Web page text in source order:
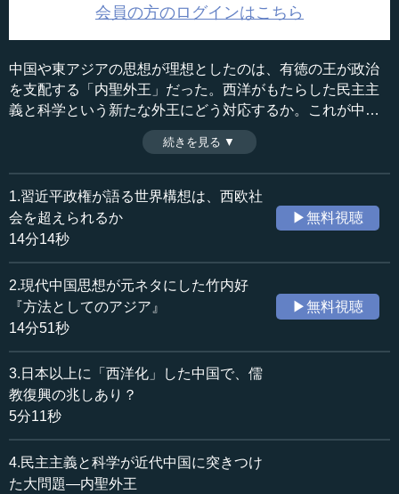
会員の方のログインはこちら
中国や東アジアの思想が理想としたのは、有徳の王が政治
を支配する「内聖外王」だった。西洋がもたらした民主主
義と科学という新たな外王にどう対応するか。これが中国
近代の大問題だった。東京大学東洋文化研究所副所長・教
授の中島隆博氏が、アジア思想の根本問題とも言えるこの
問いに、現代中国がどう答えているかを論じる。（２０１
６年４月２１日開催日本ビジネス協会ＪＢＣインタラクテ
ィブセミナー講演「東洋の普遍、西洋の普遍 科学、民主
主義、資本主義」より、全７話中第４話）
収録日：2016年4月21日
追加日：2016年8月17日
カテゴリー：
哲学・思想
≪全文≫
●中国近代最大の問題は、新しい「外王」への対応だ
った
中国近代について少しだけ振り返った場合、一番大きな
問題は何だったか。私は次のようなことだと思っていま
す。よく「内聖外王」という言い方をします。「内聖」と
いうのは、「内において聖人になること」です。ある種の
宗教的な高みに、修養を通じて到達をする。自己修養、近
代風にいえば自己啓蒙です。自分をどうやって啓蒙してい
くのか。これが「内聖」です。そして「外王」とは、外に
続きを見る ▼
1.習近平政権が語る世界構想は、西欧社
会を超えられるか
14分14秒
▶無料視聴
2.現代中国思想が元ネタにした竹内好
『方法としてのアジア』
14分51秒
▶無料視聴
3.日本以上に「西洋化」した中国で、儒
教復興の兆しあり？
5分11秒
4.民主主義と科学が近代中国に突きつけ
た大問題―内聖外王